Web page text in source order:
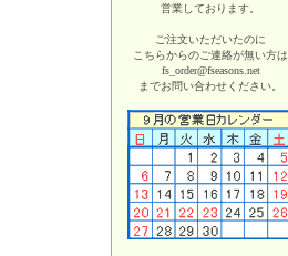
営業しております。
ご注文いただいたのに
こちらからのご連絡が無い方は
fs_order@fseasons.net
までお問い合わせください。